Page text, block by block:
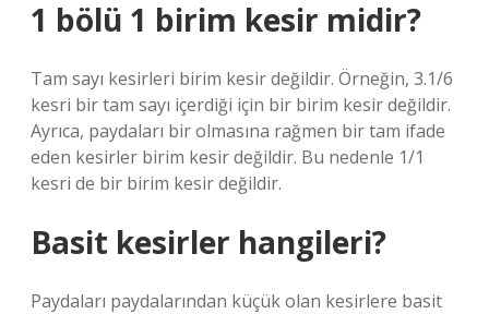
1 bölü 1 birim kesir midir?
Tam sayı kesirleri birim kesir değildir. Örneğin, 3.1/6
kesri bir tam sayı içerdiği için bir birim kesir değildir.
Ayrıca, paydaları bir olmasına rağmen bir tam ifade
eden kesirler birim kesir değildir. Bu nedenle 1/1
kesri de bir birim kesir değildir.
Basit kesirler hangileri?
Paydaları paydalarından küçük olan kesirlere basit